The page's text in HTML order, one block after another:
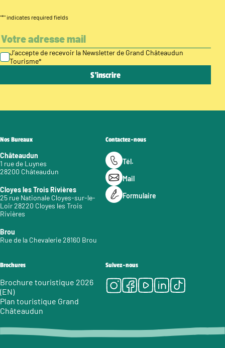
"*" indicates required fields
J’accepte de recevoir la Newsletter de Grand Châteaudun
Tourisme*
Nos Bureaux
Châteaudun
1 rue de Luynes
28200 Châteaudun
Cloyes les Trois Rivières
25 rue Nationale Cloyes-sur-le-
Loir 28220 Cloyes les Trois
Rivières
Brou
Rue de la Chevalerie 28160 Brou
Contactez-nous
Tél.
Mail
Formulaire
Brochures
Brochure touristique 2026
(EN)
Plan touristique Grand
Châteaudun
Suivez-nous
Instagram
Facebook
Youtube
LinkedIn
Tiktok